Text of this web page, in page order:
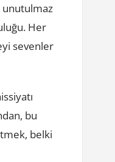
unutulmaz
Her
sevenler
bu
belki